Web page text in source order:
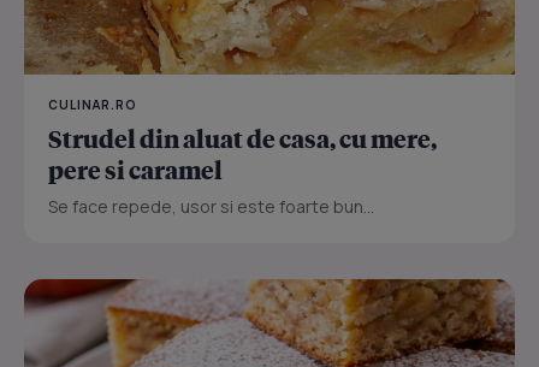
CULINAR.RO
Strudel din aluat de casa, cu mere,
pere si caramel
Se face repede, usor si este foarte bun...